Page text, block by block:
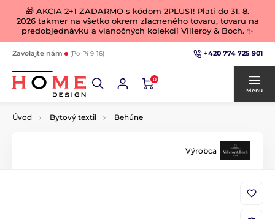
🎁 AKCIA 2+1 ZADARMO s kódom 2PLUS1! Platí do 31. 8.
2026 takmer na všetko okrem zlacneného tovaru, tovaru na
predobjednávku a vianočných kolekcií Villeroy & Boch. ✨
Zavolajte nám (Po-Pi 9-16) +420 774 725 901
0
Menu
Úvod Bytový textil Behúne
Výrobca